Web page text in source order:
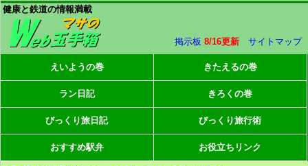
健康と鉄道の情報満載
掲示板 8/16更新 サイトマップ
えいようの巻 きたえるの巻
ラン日記 きろくの巻
びっくり旅日記 びっくり旅行術
おすすめ駅弁 お役立ちリンク